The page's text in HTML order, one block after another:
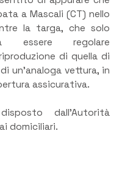
a Mascali (CT) nello
la targa, che solo
essere regolare
di quella di
un’analoga vettura, in
assicurativa.
dall’Autorità
domiciliari.